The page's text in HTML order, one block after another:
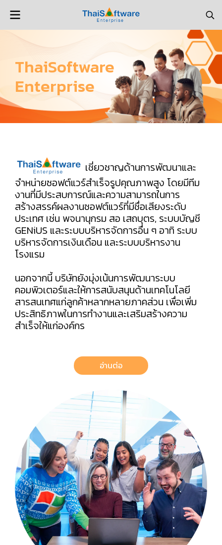
ThaiSoftware
Enterprise
เชี่ยวชาญด้านการพัฒนาและ
จำหน่ายซอฟต์แวร์สำเร็จรูปคุณภาพสูง โดยมีทีม
งานที่มีประสบการณ์และความสามารถในการ
สร้างสรรค์ผลงานซอฟต์แวร์ที่มีชื่อเสียงระดับ
ประเทศ เช่น พจนานุกรม สอ เสถบุตร, ระบบบัญชี
GENiUS และระบบบริหารจัดการอื่น ๆ อาทิ ระบบ
บริหารจัดการเงินเดือน และระบบบริหารงาน
โรงแรม
นอกจากนี้ บริษัทยังมุ่งเน้นการพัฒนาระบบ
คอมพิวเตอร์และให้การสนับสนุนด้านเทคโนโลยี
สารสนเทศแก่ลูกค้าหลากหลายภาคส่วน เพื่อเพิ่ม
ประสิทธิภาพในการทำงานและเสริมสร้างความ
สำเร็จให้แก่องค์กร
อ่านต่อ